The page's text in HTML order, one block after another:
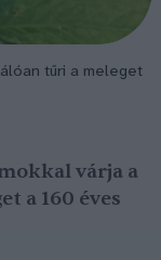
tűri a meleget
várja a
a 160 éves